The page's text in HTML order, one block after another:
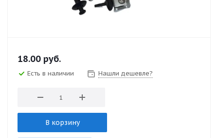
18.00 руб.
Есть в наличии Нашли дешевле?
В корзину